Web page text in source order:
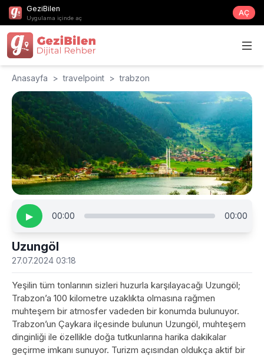
GeziBilen
Uygulama içinde aç
AÇ
Anasayfa > travelpoint > trabzon
▶ 00:00 00:00
Uzungöl
27.07.2024 03:18
Yeşilin tüm tonlarının sizleri huzurla karşılayacağı Uzungöl;
Trabzon’a 100 kilometre uzaklıkta olmasına rağmen
muhteşem bir atmosfer vadeden bir konumda bulunuyor.
Trabzon’un Çaykara ilçesinde bulunun Uzungöl, muhteşem
dinginliği ile özellikle doğa tutkunlarına harika dakikalar
geçirme imkanı sunuyor. Turizm açısından oldukça aktif bir